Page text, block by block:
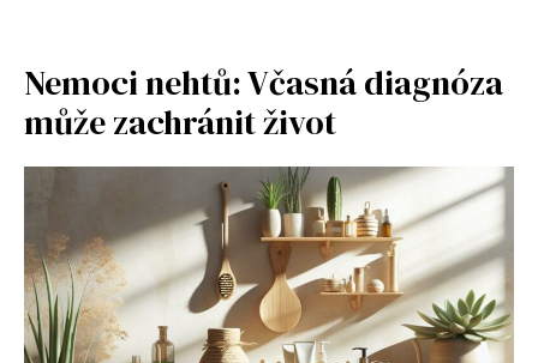
Nemoci nehtů: Včasná diagnóza
může zachránit život